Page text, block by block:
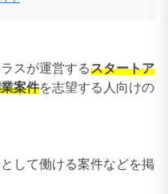
スが運営するスタートア
案件を志望する人向けの
して働ける案件などを掲